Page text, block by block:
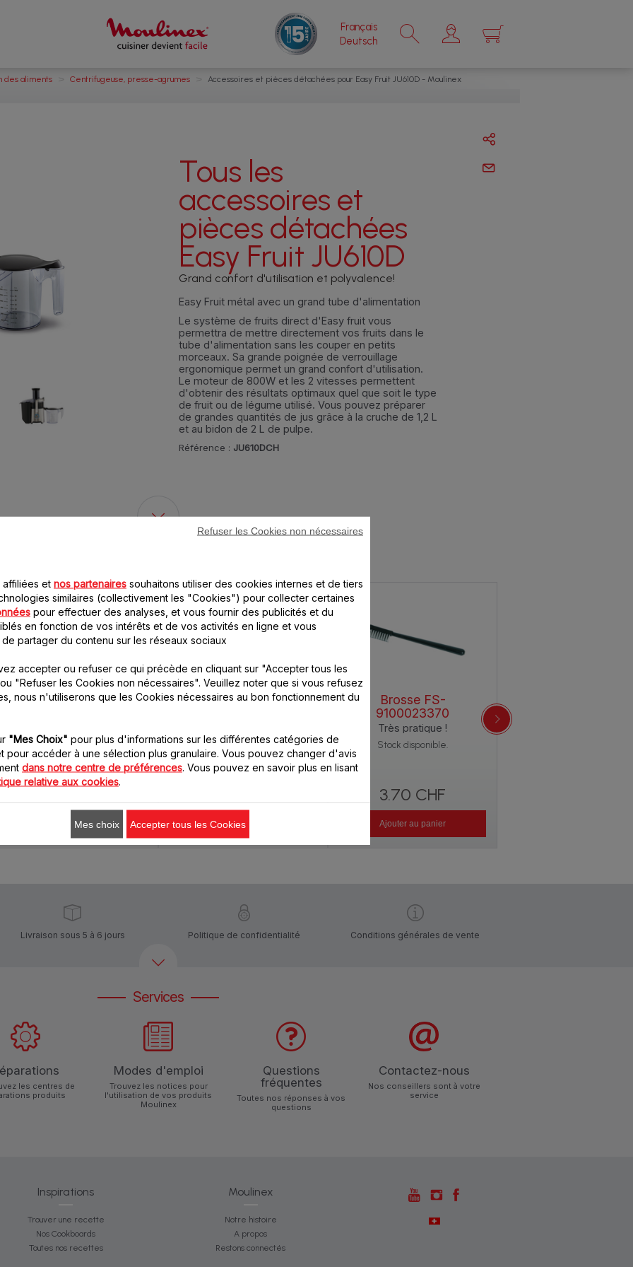
Français
Deutsch
×
des aliments Centrifugeuse, presse-agrumes Accessoires et pièces détachées pour Easy Fruit JU610D - Moulinex
Tous les
accessoires et
pièces détachées
Easy Fruit JU610D
Grand confort d'utilisation et polyvalence!
Easy Fruit métal avec un grand tube d'alimentation
Le système de fruits direct d'Easy fruit vous
permettra de mettre directement vos fruits dans le
tube d'alimentation sans les couper en petits
morceaux. Sa grande poignée de verrouillage
ergonomique permet un grand confort d'utilisation.
Le moteur de 800W et les 2 vitesses permettent
d'obtenir des résultats optimaux quel que soit le type
de fruit ou de légume utilisé. Vous pouvez préparer
de grandes quantités de jus grâce à la cruche de 1,2 L
et au bidon de 2 L de pulpe.
Référence : JU610DCH
Poussoir FS-
systématiquement
Stock disponible.
Ajouter au panier
Filtre FS-9100023369
Stock disponible.
Ajouter au panier
Brosse FS-
9100023370
Très pratique !
Stock disponible.
3.70 CHF
Ajouter au panier
Livraison sous 5 à 6 jours Politique de confidentialité Conditions générales de vente
Services
les centres de
produits
Modes d'emploi
Trouvez les notices pour
l'utilisation de vos produits
Moulinex
Questions
fréquentes
Toutes nos réponses à vos
questions
Contactez-nous
Nos conseillers sont à votre
service
Inspirations
Trouver une recette
Nos Cookboards
Toutes nos recettes
Moulinex
Notre histoire
A propos
Restons connectés
affiliées et nos partenaires souhaitons utiliser des cookies internes et de tiers
similaires (collectivement les "Cookies") pour collecter certaines
pour effectuer des analyses, et vous fournir des publicités et du
en fonction de vos intérêts et de vos activités en ligne et vous
partager du contenu sur les réseaux sociaux
accepter ou refuser ce qui précède en cliquant sur "Accepter tous les
"Refuser les Cookies non nécessaires". Veuillez noter que si vous refusez
nous n'utiliserons que les Cookies nécessaires au bon fonctionnement du
"Mes Choix" pour plus d'informations sur les différentes catégories de
pour accéder à une sélection plus granulaire. Vous pouvez changer d'avis
dans notre centre de préférences . Vous pouvez en savoir plus en lisant
relative aux cookies
Refuser les Cookies non nécessaires
Mes choix Accepter tous les Cookies